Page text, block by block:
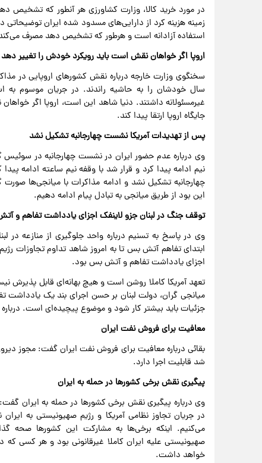
در مورد خرید کالا، وزارت کشاورزی هر آنطور که تشخیص
زمینه هزینه کرد از دارایی‌های مسدود شده ایران
استفاده آزادانه است و هرطور که تشخیص دهد مصرف
اروپا اگر خواهان نقش است باید رویکرد خودش را تغییر دهد
سخنگوی وزارت خارجه درباره نقش کشورهای اروپایی در
سال خودشان را به حاشیه راندند. در جریان موسوم
غیرمسئولانه داشتند. دنیا شاهد این است، اروپا اگر
جایگاه اروپا ارتقا پیدا کند.
پس از تهدیدات آمریکا نشست چهارجانبه تشکیل نشد
وی درباره عدم حضور ایران در نشست چهارجانبه در سوئیس
نیم ادامه پیدا کرد و قرار شد با وقفه نیم ساعته ادامه
چهارجانبه تشکیل نشد و ادامه مذاکرات با میانجی‌ها
این بود از طریق میانجی به تبادل پیام ادامه دهیم.
توقف جنگ در لبنان جزو لاینفک اجزای یادداشت تفاهم و
وی در پاسخ به تسنیم درباره واحد جلوگیری از منازعه در
ابتدای تفاهم آتش بس تا به امروز شاهد تداوم تجاوزات
اجزای یادداشت تفاهم و آتش بس بود.
تعهد آمریکا کاملا روشن است و هیچ بهانه‌ای قابل پذیرش
میانجی گران، دولت لبنان بر حسن اجرای بند یک یادداشت
جزئیات باید بیشتر کار شود و موضوع پیچیده‌ای است.
معافیت برای فروش نفت ایران
بقائی درباره معافیت برای فروش نفت ایران گفت: مجوز
شد قابلیت اجرا دارد.
پیگیری نقش برخی کشورها در حمله به ایران
وی درباره پیگیری نقش برخی کشورها در حمله به ایران
در جریان تجاوز نظامی آمریکا و رژیم صهیونیستی به
می‌کنیم. اینکه برخی‌ها به مشارکت این کشورها صحه
صهیونیستی علیه ایران کاملا غیرقانونی بود و هر کسی
خواهد داشت.